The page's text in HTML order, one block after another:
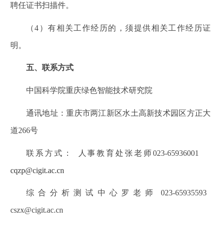
聘任证书扫描件。
（4 ）有相关工作经历的，须提供相关工作经历证
明。
五、联系方式
中国科学院重庆绿色智能技术研究院
通讯地址：重庆市两江新区水土高新技术园区方正大
道266号
联系方式： 人事教育处张老师023-65936001
cqzp@cigit.ac.cn
综合分析测试中心罗老师 023-65935593
cszx@cigit.ac.cn